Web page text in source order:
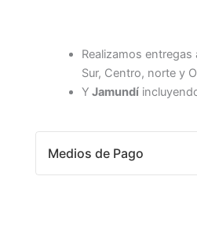
Realizamos entregas
Sur, Centro, norte y
Y Jamundí
Medios de Pago